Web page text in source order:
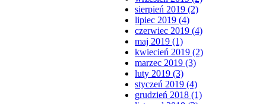
sierpień 2019 (2)
lipiec 2019 (4)
czerwiec 2019 (4)
maj 2019 (1)
kwiecień 2019 (2)
marzec 2019 (3)
luty 2019 (3)
styczeń 2019 (4)
grudzień 2018 (1)